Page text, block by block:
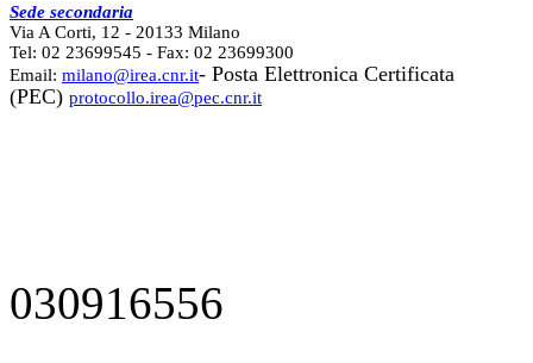
Sede secondaria
Via A Corti, 12 - 20133 Milano
Tel: 02 23699545 - Fax: 02 23699300
Email: milano@irea.cnr.it- Posta Elettronica Certificata
(PEC) protocollo.irea@pec.cnr.it
030916556